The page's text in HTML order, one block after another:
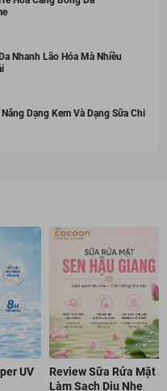
Nhanh Lão Hóa Mà Nhiều
Dạng Kem Và Dạng Sữa Chi
UV
Review Sữa Rửa Mặt
Làm Sạch Dịu Nhẹ